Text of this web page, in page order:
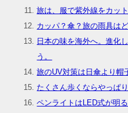
旅は、服で紫外線をカット
カッパ？傘？旅の雨具は
日本の味を海外へ。進化
う。
旅のUV対策は日傘より帽
たくさん歩くならやっぱ
ペンライトはLED式が明